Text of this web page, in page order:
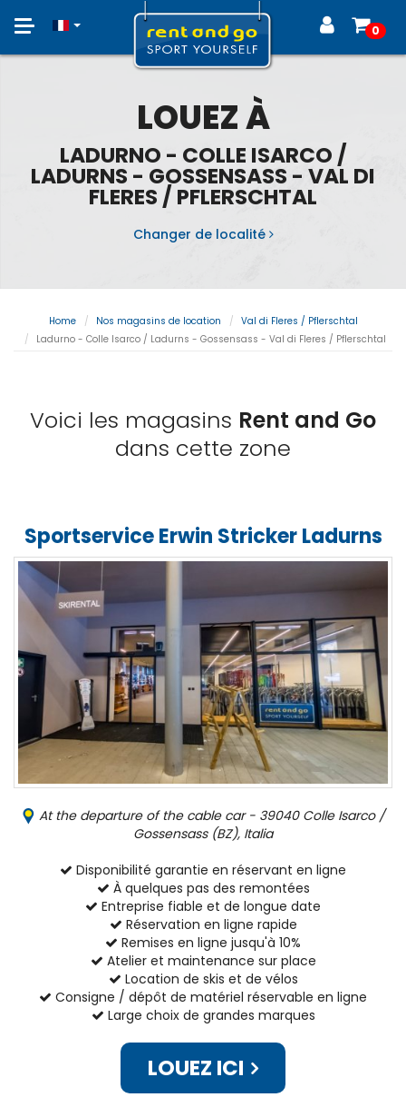
Toggle
0
LOUEZ À
LADURNO - COLLE ISARCO /
LADURNS - GOSSENSASS - VAL DI
FLERES / PFLERSCHTAL
Changer de localité
Home Nos magasins de location
Val di Fleres / Pflerschtal
Ladurno - Colle Isarco / Ladurns - Gossensass - Val di Fleres / Pflerschtal
Voici les magasins Rent and Go
dans cette zone
Sportservice Erwin Stricker Ladurns
At the departure of the cable car - 39040 Colle Isarco /
Gossensass (BZ), Italia
Disponibilité garantie en réservant en ligne
À quelques pas des remontées
Entreprise fiable et de longue date
Réservation en ligne rapide
Remises en ligne jusqu'à 10%
Atelier et maintenance sur place
Location de skis et de vélos
Consigne / dépôt de matériel réservable en ligne
Large choix de grandes marques
LOUEZ ICI